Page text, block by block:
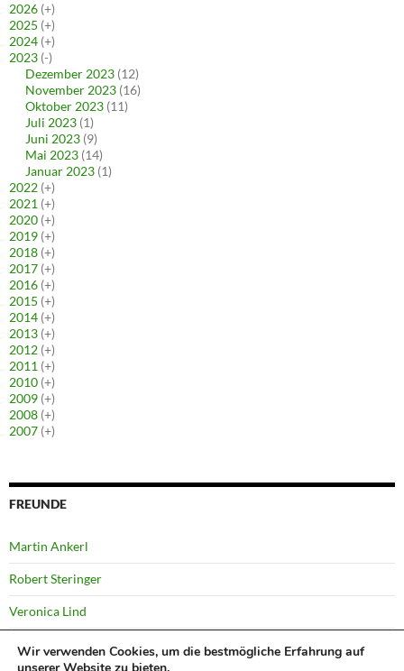
2026 (+)
2025 (+)
2024 (+)
2023 (-)
Dezember 2023 (12)
November 2023 (16)
Oktober 2023 (11)
Juli 2023 (1)
Juni 2023 (9)
Mai 2023 (14)
Januar 2023 (1)
2022 (+)
2021 (+)
2020 (+)
2019 (+)
2018 (+)
2017 (+)
2016 (+)
2015 (+)
2014 (+)
2013 (+)
2012 (+)
2011 (+)
2010 (+)
2009 (+)
2008 (+)
2007 (+)
FREUNDE
Martin Ankerl
Robert Steringer
Veronica Lind
Yussi Pick
Wir verwenden Cookies, um die bestmögliche Erfahrung auf